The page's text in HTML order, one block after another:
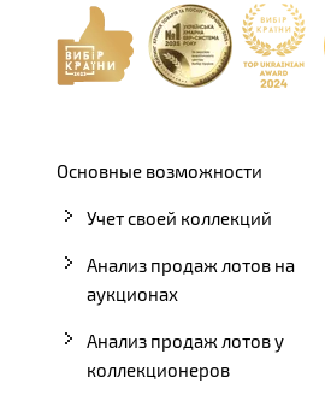
Основные возможности
Учет своей коллекций
Анализ продаж лотов на
аукционах
Анализ продаж лотов у
коллекционеров